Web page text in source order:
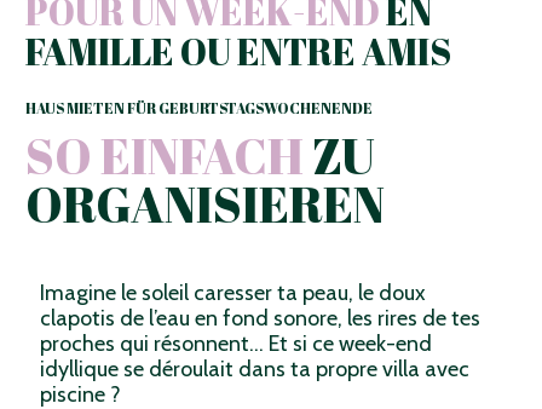
POUR UN WEEK-ENDEN
FAMILLE OU ENTRE AMIS
HAUS MIETEN FÜR GEBURTSTAGSWOCHENENDE
SO EINFACHZU
ORGANISIEREN
Imagine le soleil caresser ta peau, le doux
clapotis de l’eau en fond sonore, les rires de tes
proches qui résonnent… Et si ce week-end
idyllique se déroulait dans ta propre villa avec
piscine ?